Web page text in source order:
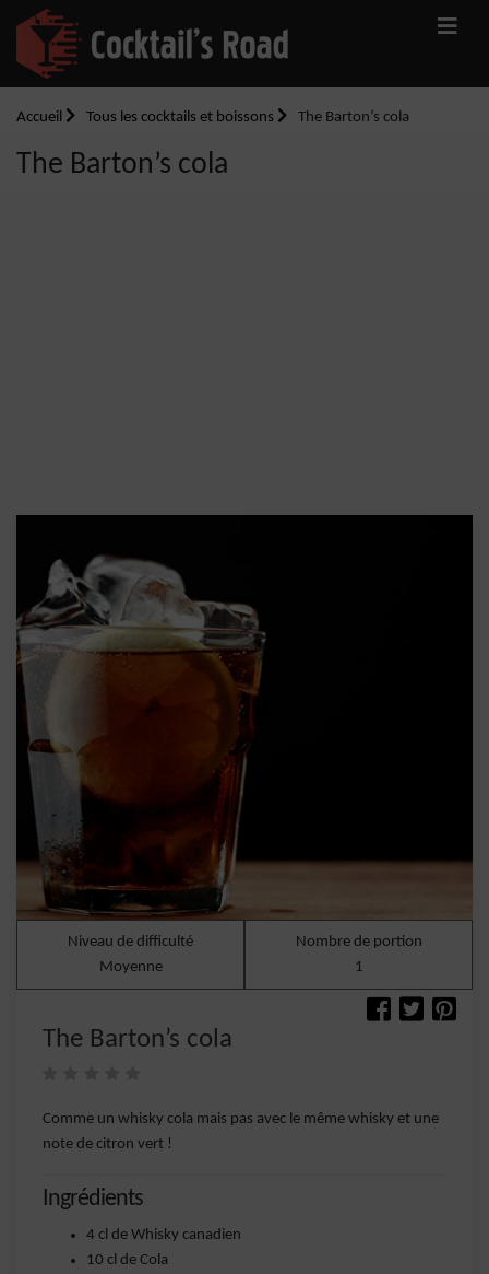
Accueil Tous les cocktails et boissons The Barton’s cola
The Barton’s cola
Niveau de difficulté
Moyenne
Nombre de portion
1
The Barton’s cola
Comme un whisky cola mais pas avec le même whisky et une
note de citron vert !
Ingrédients
4 cl de Whisky canadien
10 cl de Cola